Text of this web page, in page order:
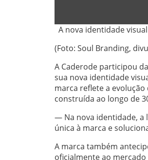
A nova identidade
(Foto: Soul Branding,
A Caderode participou
sua nova identidade
marca reflete a
construída ao longo de
— Na nova identidade, a
única à marca e
A marca também
oficialmente ao